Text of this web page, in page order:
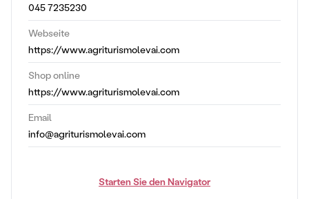
045 7235230
Webseite
https://www.agriturismolevai.com
Shop online
https://www.agriturismolevai.com
Email
info@agriturismolevai.com
Starten Sie den Navigator